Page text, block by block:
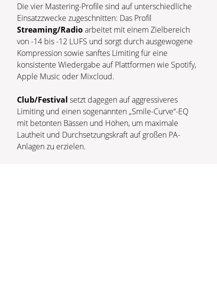
Die vier Mastering-Profile sind auf unterschiedliche
Einsatzzwecke zugeschnitten: Das Profil
Streaming/Radioarbeitet mit einem Zielbereich
von -14 bis -12 LUFS und sorgt durch ausgewogene
Kompression sowie sanftes Limiting für eine
konsistente Wiedergabe auf Plattformen wie Spotify,
Apple Music oder Mixcloud.
Club/Festival setzt dagegen auf aggressiveres
Limiting und einen sogenannten „Smile-Curve“-EQ
mit betonten Bässen und Höhen, um maximale
Lautheit und Durchsetzungskraft auf großen PA-
Anlagen zu erzielen.